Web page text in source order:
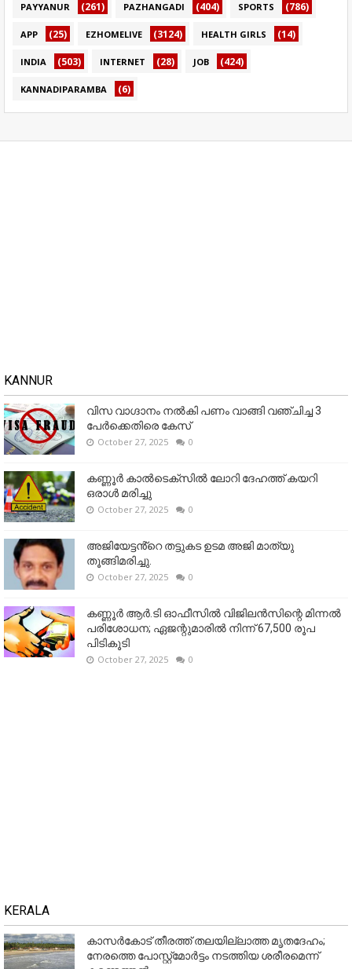
PAYYANUR (261) PAZHANGADI (404) SPORTS (786)
APP (25) EZHOMELIVE (3124) HEALTH GIRLS (14)
INDIA (503) INTERNET (28) JOB (424)
KANNADIPARAMBA (6)
KANNUR
വിസ വാഗ്ദാനം നൽകി പണം വാങ്ങി വഞ്ചിച്ച 3
പേർക്കെതിരെ കേസ്
October 27, 2025 0
കണ്ണൂര്‍ കാല്‍ടെക്‌സില്‍ ലോറി ദേഹത്ത് കയറി
ഒരാള്‍ മരിച്ചു
October 27, 2025 0
അജിയേട്ടൻ്റെ തട്ടുകട ഉടമ അജി മാത്യു
തൂങ്ങിമരിച്ചു.
October 27, 2025 0
കണ്ണൂര്‍ ആര്‍.ടി ഓഫീസില്‍ വിജിലൻസിന്റെ മിന്നല്‍
പരിശോധന; ഏജന്റുമാരില്‍ നിന്ന് 67,500 രൂപ
പിടികൂടി
October 27, 2025 0
KERALA
കാസർകോട് തീരത്ത് തലയില്ലാത്ത മൃതദേഹം;
നേരത്തെ പോസ്റ്റ്‌മോർട്ടം നടത്തിയ ശരീരമെന്ന്